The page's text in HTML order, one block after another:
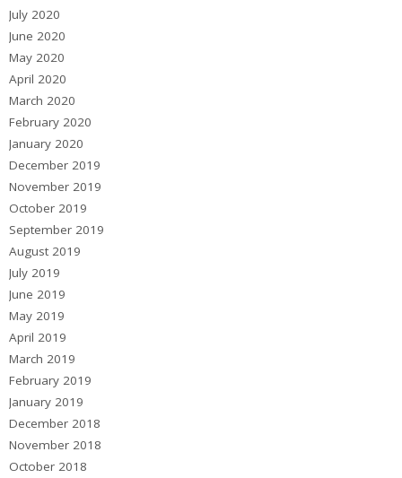
July 2020
June 2020
May 2020
April 2020
March 2020
February 2020
January 2020
December 2019
November 2019
October 2019
September 2019
August 2019
July 2019
June 2019
May 2019
April 2019
March 2019
February 2019
January 2019
December 2018
November 2018
October 2018